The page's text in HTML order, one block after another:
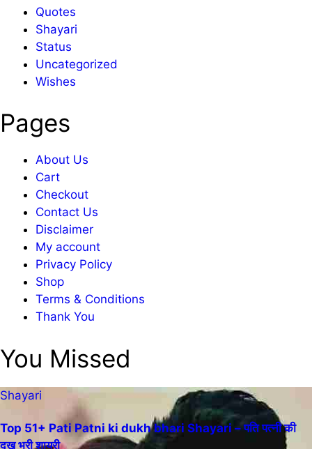
Quotes
Shayari
Status
Uncategorized
Wishes
Pages
About Us
Cart
Checkout
Contact Us
Disclaimer
My account
Privacy Policy
Shop
Terms & Conditions
Thank You
You Missed
Shayari
Top 51+ Pati Patni ki dukh bhari Shayari – पति पत्नी की
दुख भरी शायरी